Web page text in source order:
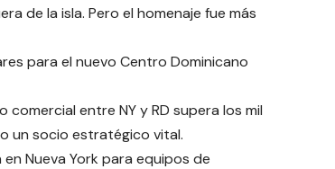
de la isla. Pero el homenaje fue más
para el nuevo Centro Dominicano
entre NY y RD supera los mil
un socio estratégico vital.
Nueva York para equipos de